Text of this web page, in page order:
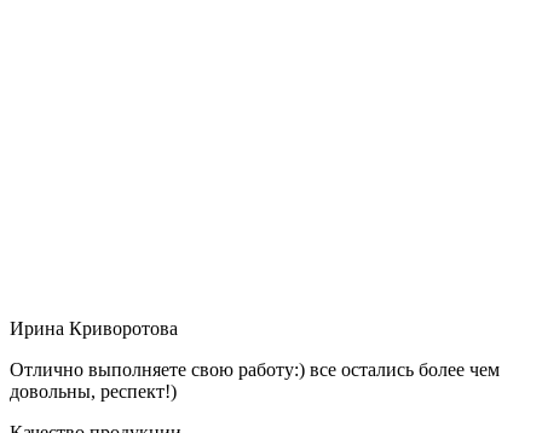
Ирина Криворотова
Отлично выполняете свою работу:) все остались более чем
довольны, респект!)